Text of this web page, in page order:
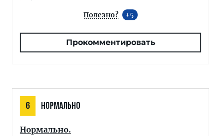
Полезно? 5
Прокомментировать
6 НОРМАЛЬНО
Нормально.